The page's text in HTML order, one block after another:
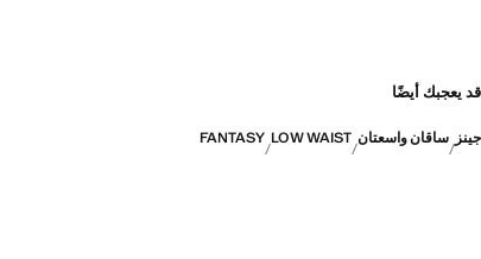
قد يعجبك أيضًا
جينز ساقان واسعتان LOW WAIST
FANTASY